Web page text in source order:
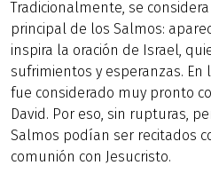
Tradicionalmente, se
principal de los Salmos:
inspira la oración de Israel,
sufrimientos y esperanzas. En
fue considerado muy pronto
David. Por eso, sin rupturas,
Salmos podían ser recitados
comunión con Jesucristo.